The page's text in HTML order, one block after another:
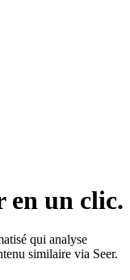
en un clic.
qui analyse
similaire via Seer.